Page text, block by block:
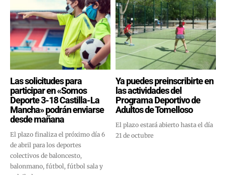
Las solicitudes para
participar en «Somos
Deporte 3-18 Castilla-La
Mancha» podrán enviarse
desde mañana
El plazo finaliza el próximo día 6
de abril para los deportes
colectivos de baloncesto,
balonmano, fútbol, fútbol sala y
Ya puedes preinscribirte en
las actividades del
Programa Deportivo de
Adultos de Tomelloso
El plazo estará abierto hasta el día
21 de octubre